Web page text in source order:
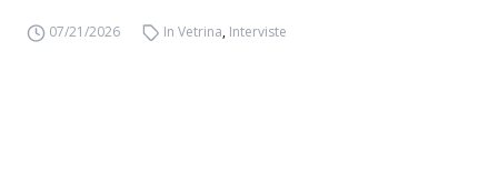
07/21/2026 In Vetrina, Interviste